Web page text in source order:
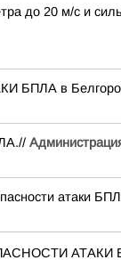
до 20 м/с и
в
атаки
АТАКИ